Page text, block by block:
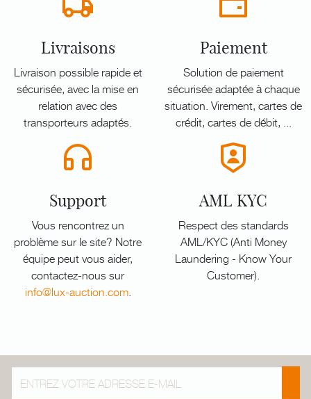
Livraisons
Livraison possible rapide et
sécurisée, avec la mise en
relation avec des
transporteurs adaptés.
Paiement
Solution de paiement
sécurisée adaptée à chaque
situation. Virement, cartes de
crédit, cartes de débit, ...
Support
Vous rencontrez un
problème sur le site? Notre
équipe peut vous aider,
contactez-nous sur
info@lux-auction.com.
AML KYC
Respect des standards
AML/KYC (Anti Money
Laundering - Know Your
Customer).